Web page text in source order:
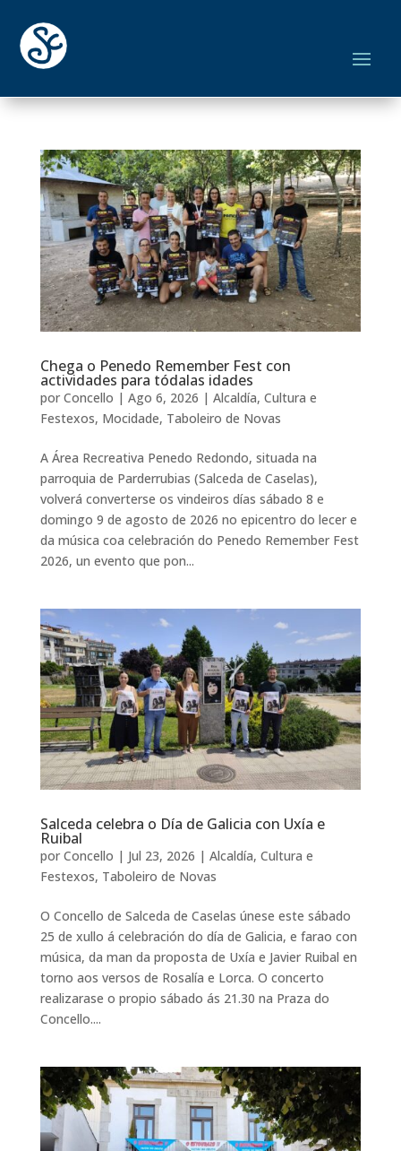
Chega o Penedo Remember Fest con
actividades para tódalas idades
por Concello | Ago 6, 2026 | Alcaldía, Cultura e
Festexos, Mocidade, Taboleiro de Novas
A Área Recreativa Penedo Redondo, situada na
parroquia de Parderrubias (Salceda de Caselas),
volverá converterse os vindeiros días sábado 8 e
domingo 9 de agosto de 2026 no epicentro do lecer e
da música coa celebración do Penedo Remember Fest
2026, un evento que pon...
Salceda celebra o Día de Galicia con Uxía e
Ruibal
por Concello | Jul 23, 2026 | Alcaldía, Cultura e
Festexos, Taboleiro de Novas
O Concello de Salceda de Caselas únese este sábado
25 de xullo á celebración do día de Galicia, e farao con
música, da man da proposta de Uxía e Javier Ruibal en
torno aos versos de Rosalía e Lorca. O concerto
realizarase o propio sábado ás 21.30 na Praza do
Concello....